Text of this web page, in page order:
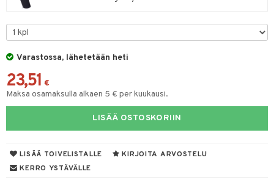
Varastossa, lähetetään heti
23,51 €
Maksa osamaksulla alkaen 5 € per kuukausi.
LISÄÄ OSTOSKORIIN
LISÄÄ TOIVELISTALLE
KIRJOITA ARVOSTELU
KERRO YSTÄVÄLLE